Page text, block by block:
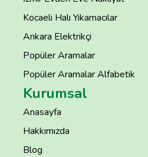
Kocaeli Halı Yıkamacılar
Ankara Elektrikçi
Popüler Aramalar
Popüler Aramalar Alfabetik
Kurumsal
Anasayfa
Hakkımızda
Blog